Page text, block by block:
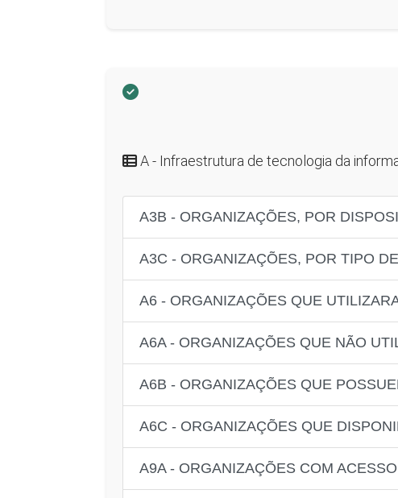
A - Infraestrutura de tecnologia da
A3B - ORGANIZAÇÕES, POR
A3C - ORGANIZAÇÕES, POR TIPO
A6 - ORGANIZAÇÕES QUE
A6A - ORGANIZAÇÕES QUE NÃO
A6B - ORGANIZAÇÕES QUE
A6C - ORGANIZAÇÕES QUE
A9A - ORGANIZAÇÕES COM